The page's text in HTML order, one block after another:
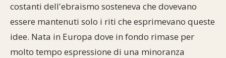
costanti dell'ebraismo sosteneva che dovevano
essere mantenuti solo i riti che esprimevano queste
idee. Nata in Europa dove in fondo rimase per
molto tempo espressione di una minoranza